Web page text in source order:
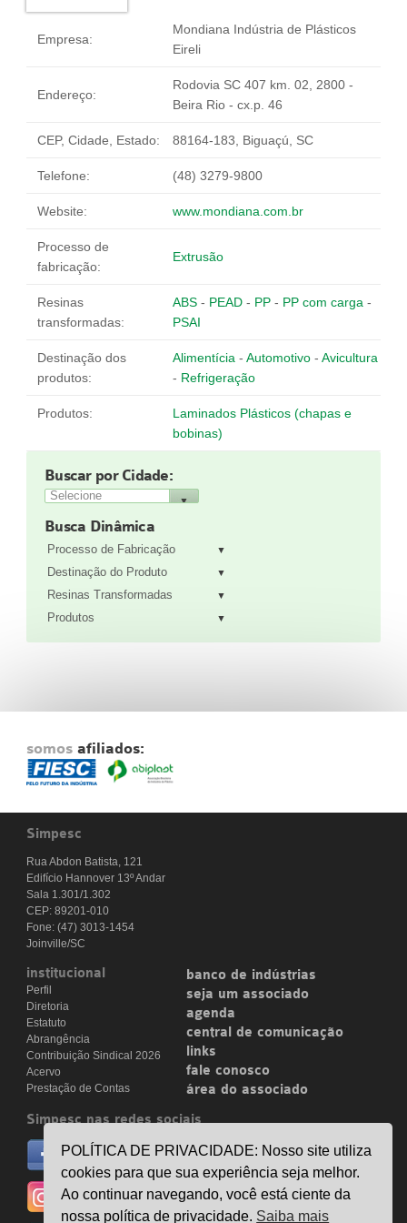
Fale Conosco
NOSSAS ASSOCIADAS
Empresa:
Mondiana Indústria de Plásticos
Eireli
Endereço:
Rodovia SC 407 km. 02, 2800 -
Beira Rio - cx.p. 46
CEP, Cidade, Estado: 88164-183, Biguaçú, SC
Telefone: (48) 3279-9800
Website: www.mondiana.com.br
Processo de
fabricação:
Extrusão
Resinas
transformadas:
ABS - PEAD - PP - PP com carga -
PSAI
Destinação dos
produtos:
Alimentícia - Automotivo - Avicultura
- Refrigeração
Produtos:
Laminados Plásticos (chapas e
bobinas)
Buscar por Cidade:
Busca Dinâmica
Processo de Fabricação
Destinação do Produto
Resinas Transformadas
Produtos
somos afiliados:
Simpesc
Rua Abdon Batista, 121
Edifício Hannover 13º Andar
Sala 1.301/1.302
CEP: 89201-010
Fone: (47) 3013-1454
Joinville/SC
institucional
Perfil
Diretoria
Estatuto
Abrangência
Contribuição Sindical 2026
Acervo
Prestação de Contas
banco de indústrias
seja um associado
agenda
central de comunicação
links
fale conosco
área do associado
Simpesc nas redes sociais
no facebook
/simpesc
no instagram
@simpescplasticos
POLÍTICA DE PRIVACIDADE: Nosso site utiliza
cookies para que sua experiência seja melhor.
Ao continuar navegando, você está ciente da
nossa política de privacidade. Saiba mais